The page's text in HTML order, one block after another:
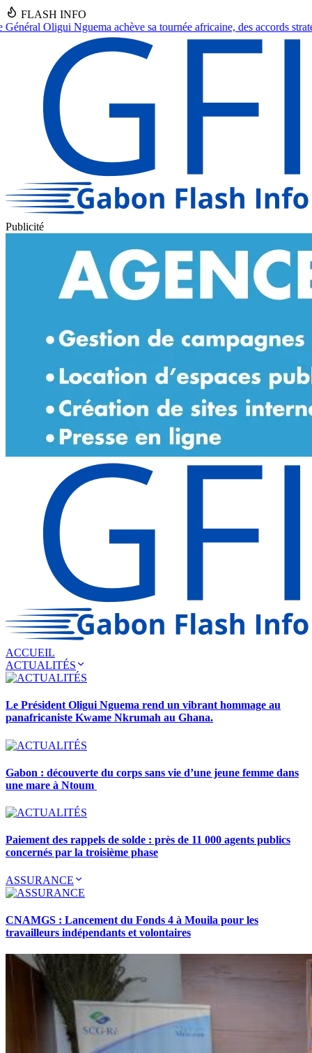
FLASH INFO
africaine, des accords stratégiques en vue.●Franceville : Un
Publicité
ACCUEIL
ACTUALITÉS
Le Président Oligui Nguema rend un vibrant hommage au
panafricaniste Kwame Nkrumah au Ghana.
Gabon : découverte du corps sans vie d’une jeune femme dans
une mare à Ntoum
Paiement des rappels de solde : près de 11 000 agents publics
concernés par la troisième phase
ASSURANCE
CNAMGS : Lancement du Fonds 4 à Mouila pour les
travailleurs indépendants et volontaires